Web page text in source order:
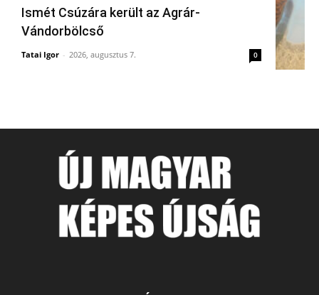
Ismét Csúzára került az Agrár-
Vándorbölcső
Tatai Igor - 2026, augusztus 7. 0